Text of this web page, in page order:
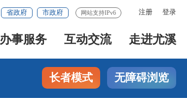
注册 登录
省政府 市政府 网站支持IPv6
办事服务 互动交流 走进尤溪
长者模式 无障碍浏览